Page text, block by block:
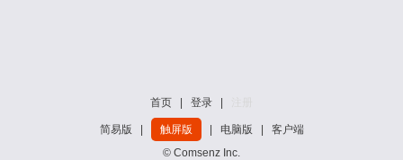
首页 登录
简易版 触屏版 电脑版
客户端
© Comsenz Inc.